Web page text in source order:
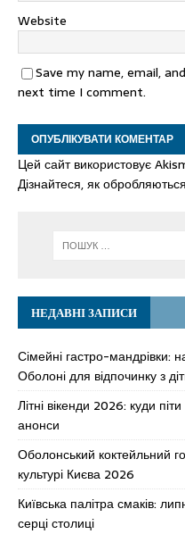
Website
Save my name, email,
next time I comment.
Цей сайт використовує
Дізнайтеся, як
НЕДАВНІ ЗАПИСИ
Сімейні гастро-мандрівки:
Оболоні для відпочинку з
Літні вікенди 2026: куди
анонси
Оболонський коктейльний
культурі Києва 2026
Київська палітра смаків:
серці столиці